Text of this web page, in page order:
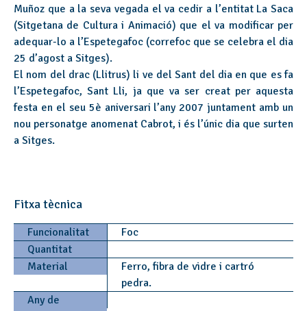
Muñoz que a la seva vegada el va cedir a l’entitat La Saca
(Sitgetana de Cultura i Animació) que el va modificar per
adequar-lo a l’Espetegafoc (correfoc que se celebra el dia
25 d’agost a Sitges).
El nom del drac (Llitrus) li ve del Sant del dia en que es fa
l’Espetegafoc, Sant Lli, ja que va ser creat per aquesta
festa en el seu 5è aniversari l’any 2007 juntament amb un
nou personatge anomenat Cabrot, i és l’únic dia que surten
a Sitges.
Fitxa tècnica
Funcionalitat
Foc
Quantitat
Material
Ferro, fibra de vidre i cartró
pedra.
Any de